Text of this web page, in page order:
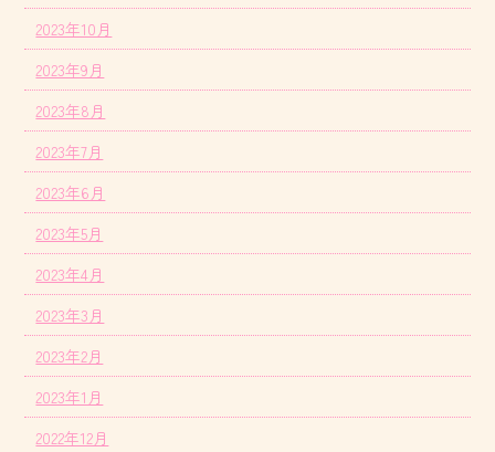
2023年10月
2023年9月
2023年8月
2023年7月
2023年6月
2023年5月
2023年4月
2023年3月
2023年2月
2023年1月
2022年12月